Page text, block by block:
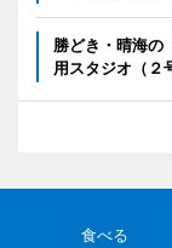
勝どき・晴海の
用スタジオ（２
食べる